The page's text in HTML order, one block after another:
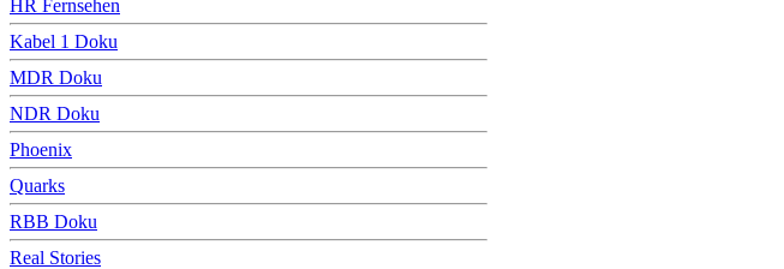
HR Fernsehen
Kabel 1 Doku
MDR Doku
NDR Doku
Phoenix
Quarks
RBB Doku
Real Stories